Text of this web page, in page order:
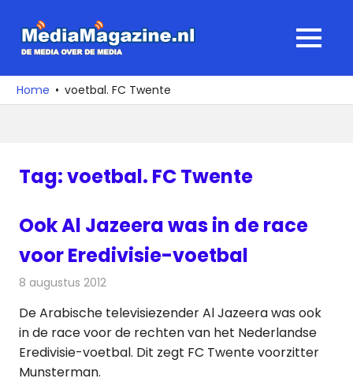
naar
media
over
MENU
Home voetbal. FC Twente
Tag:voetbal. FC Twente
Ook Al Jazeera was in de race
voor Eredivisie-voetbal
8 augustus 2012
De Arabische televisiezender Al Jazeera was ook
in de race voor de rechten van het Nederlandse
Eredivisie-voetbal. Dit zegt FC Twente voorzitter
Munsterman.